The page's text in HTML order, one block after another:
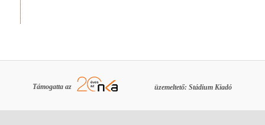
Támogatta az üzemeltető: Stádium Kiadó